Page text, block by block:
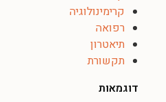
קרימינולוגיה
רפואה
תיאטרון
תקשורת
דוגמאות